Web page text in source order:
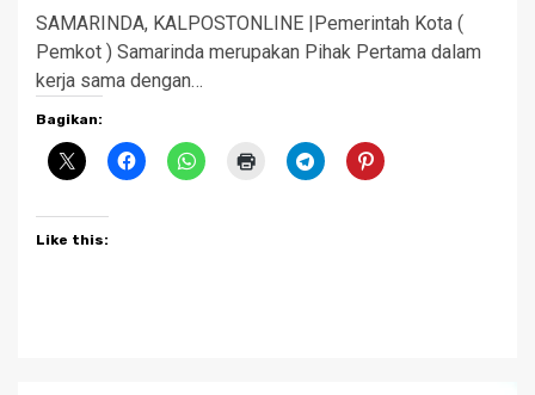
SAMARINDA, KALPOSTONLINE |Pemerintah Kota (
Pemkot ) Samarinda merupakan Pihak Pertama dalam
kerja sama dengan…
Bagikan:
Like this: